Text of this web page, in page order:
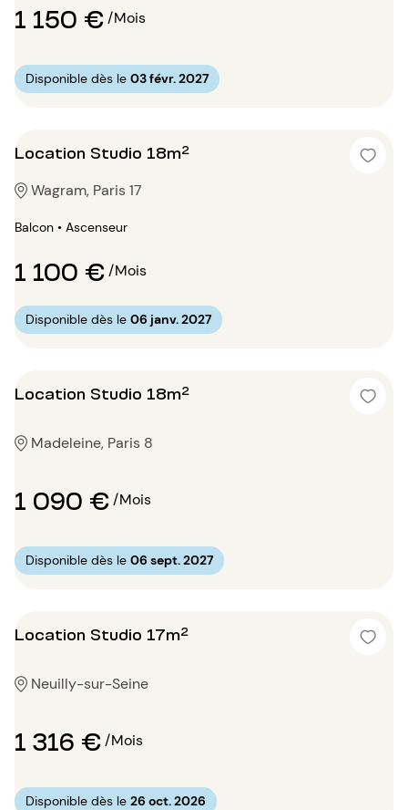
1 150 €/Mois
Disponible dès le 03 févr. 2027
Location Studio 18m²
Wagram, Paris 17
Balcon • Ascenseur
1 100 €/Mois
Disponible dès le 06 janv. 2027
Location Studio 18m²
Madeleine, Paris 8
1 090 €/Mois
Disponible dès le 06 sept. 2027
Location Studio 17m²
Neuilly-sur-Seine
1 316 €/Mois
Disponible dès le 26 oct. 2026